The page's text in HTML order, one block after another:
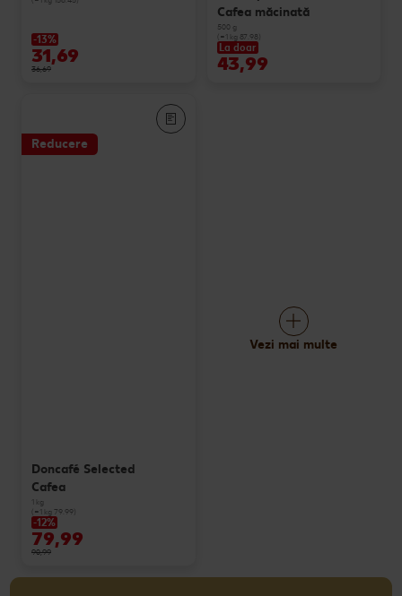
-13%
31,69
36,69
Cafea măcinată
500 g
(=1 kg 87.98)
La doar
43,99
Reducere
Doncafé Selected
Cafea
1 kg
(=1 kg 79.99)
-12%
79,99
90,99
Vezi mai multe